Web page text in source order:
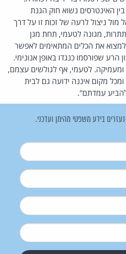
האינטרסים נשוא חוק הגנת
מול ניצול לרעה של זכות זו על דרך
מגונה לטעמי, תחת מגן
את הכלים המתאימים לאפשר
שפורסמו כנגדו באופן אנונימי.
ומעמיקה. לטעמי, אף לגולשים עצמם,
מקום איננה ידועה גם לבית
עמדתם".
בידע משפטי מהימן ועדכני.